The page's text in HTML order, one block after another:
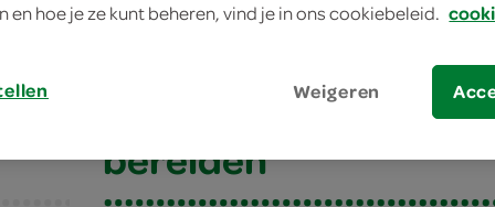
bereiden
en hoe je ze kunt beheren, vind je in ons cookiebeleid.
Weigeren